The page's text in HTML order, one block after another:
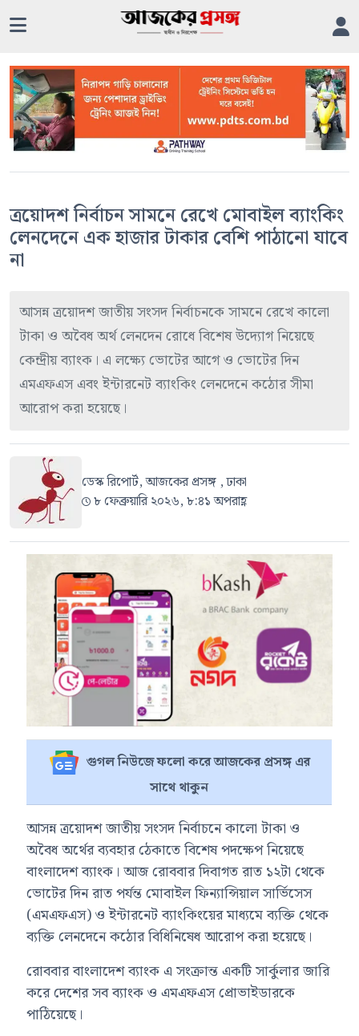
ত্রয়োদশ নির্বাচন সামনে রেখে মোবাইল ব্যাংকিং
লেনদেনে এক হাজার টাকার বেশি পাঠানো যাবে
না
আসন্ন ত্রয়োদশ জাতীয় সংসদ নির্বাচনকে সামনে রেখে কালো
টাকা ও অবৈধ অর্থ লেনদেন রোধে বিশেষ উদ্যোগ নিয়েছে
কেন্দ্রীয় ব্যাংক। এ লক্ষ্যে ভোটের আগে ও ভোটের দিন
এমএফএস এবং ইন্টারনেট ব্যাংকিং লেনদেনে কঠোর সীমা
আরোপ করা হয়েছে।
ডেস্ক রিপোর্ট, আজকের প্রসঙ্গ , ঢাকা
৮ ফেব্রুয়ারি ২০২৬, ৮:৪১ অপরাহ্ণ
গুগল নিউজে ফলো করে আজকের প্রসঙ্গ এর
সাথে থাকুন
আসন্ন ত্রয়োদশ জাতীয় সংসদ নির্বাচনে কালো টাকা ও
অবৈধ অর্থের ব্যবহার ঠেকাতে বিশেষ পদক্ষেপ নিয়েছে
বাংলাদেশ ব্যাংক। আজ রোববার দিবাগত রাত ১২টা থেকে
ভোটের দিন রাত পর্যন্ত মোবাইল ফিন্যান্সিয়াল সার্ভিসেস
(এমএফএস) ও ইন্টারনেট ব্যাংকিংয়ের মাধ্যমে ব্যক্তি থেকে
ব্যক্তি লেনদেনে কঠোর বিধিনিষেধ আরোপ করা হয়েছে।
রোববার বাংলাদেশ ব্যাংক এ সংক্রান্ত একটি সার্কুলার জারি
করে দেশের সব ব্যাংক ও এমএফএস প্রোভাইডারকে
পাঠিয়েছে।